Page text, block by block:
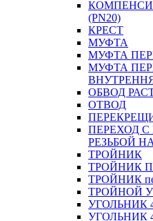
(PN20)
КРЕСТ
МУФТА
МУФТА
МУФТА
ОБВОД
ОТВОД
ПЕРЕХОД
РЕЗЬБОЙ
ТРОЙНИК
ТРОЙНИК
ТРОЙНИК
ТРОЙНОЙ
УГОЛЬНИК
УГОЛЬНИК